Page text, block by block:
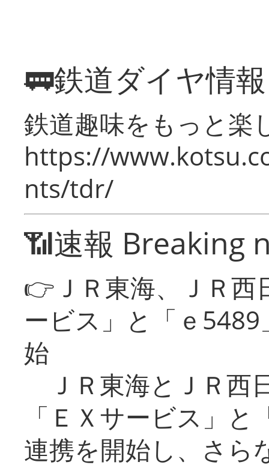
🚃鉄道ダイヤ情
鉄道趣味をもっと楽
https://
nts/tdr/
📶速報 Breaking
👉ＪＲ東海、ＪＲ
ービス」と「ｅ
始
ＪＲ東海とＪＲ西
「ＥＸサービス」
連携を開始し、さら